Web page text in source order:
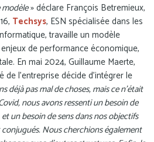
modèle» déclare François Betremieux,
Techsys, ESN spécialisée dans les
travaille un modèle
de performance économique,
En mai 2024, Guillaume Maerte,
l’entreprise décide d’intégrer le
déjà pas mal de choses, mais ce n’était
nous avons ressenti un besoin de
un besoin de sens dans nos objectifs
Nous cherchions également